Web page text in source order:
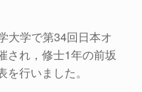
大学で第34回日本オ
され，修士1年の前坂
行いました。